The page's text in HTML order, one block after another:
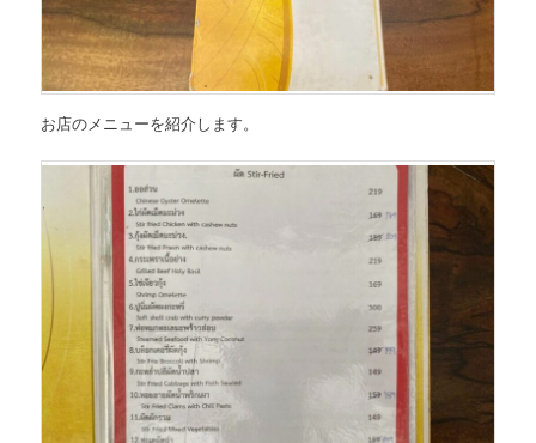
お店のメニューを紹介します。